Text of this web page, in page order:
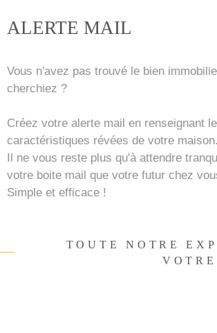
ALERTE MAIL
Vous n'avez pas trouvé le bien
cherchiez ?
Créez votre alerte mail en renseignant
caractéristiques révées de votre maison.
Il ne vous reste plus qu'à attendre
votre boite mail que votre futur chez
Simple et efficace !
TOUTE NOTRE